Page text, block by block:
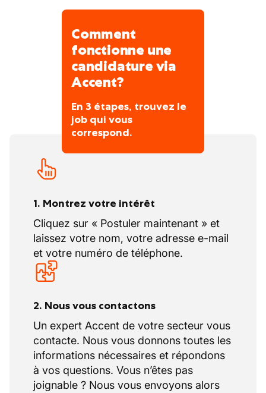
infrastructures locales
Comment
fonctionne une
candidature via
Accent?
En 3 étapes, trouvez le
job qui vous
correspond.
1. Montrez votre intérêt
Cliquez sur « Postuler maintenant » et
laissez votre nom, votre adresse e-mail
et votre numéro de téléphone.
2. Nous vous contactons
Un expert Accent de votre secteur vous
contacte. Nous vous donnons toutes les
informations nécessaires et répondons
à vos questions. Vous n’êtes pas
joignable ? Nous vous envoyons alors